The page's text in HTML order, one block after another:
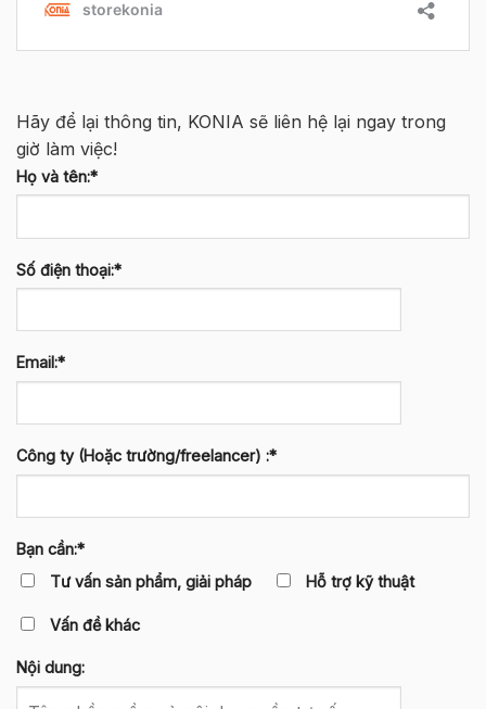
Hãy để lại thông tin, KONIA sẽ liên hệ lại ngay trong
giờ làm việc!
Họ và tên:*
Số điện thoại:*
Email:*
Công ty (Hoặc trường/freelancer) :*
Bạn cần:*
Tư vấn sản phẩm, giải pháp
Hỗ trợ kỹ thuật
Vấn đề khác
Nội dung: